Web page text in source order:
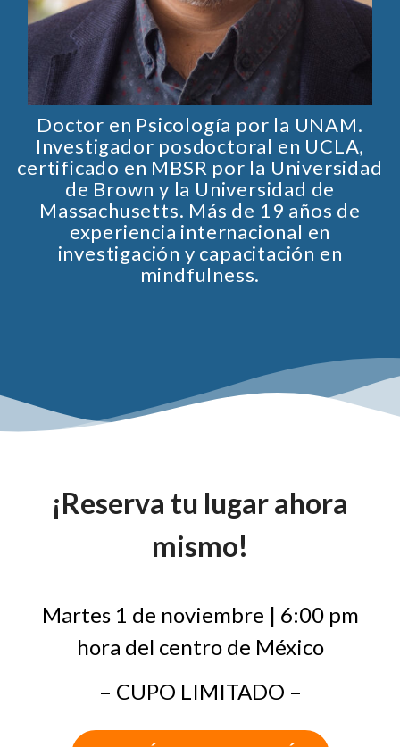
Doctor en Psicología por la UNAM.
Investigador posdoctoral en UCLA,
certificado en MBSR por la Universidad
de Brown y la Universidad de
Massachusetts. Más de 19 años de
experiencia internacional en
investigación y capacitación en
mindfulness.
¡Reserva tu lugar ahora
mismo!
Martes 1 de noviembre | 6:00 pm
hora del centro de México
– CUPO LIMITADO –